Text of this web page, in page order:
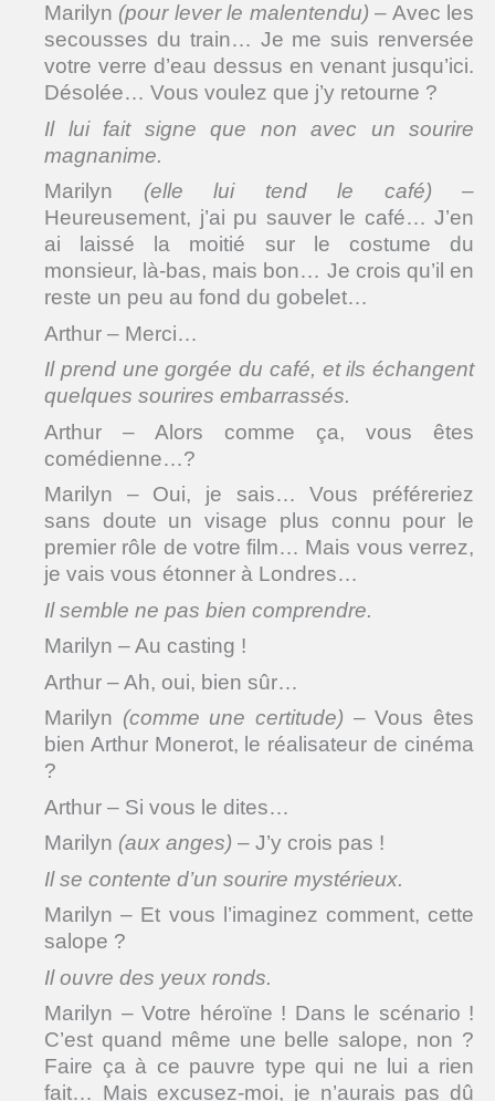
Marilyn (pour lever le malentendu)– Avec les
secousses du train… Je me suis renversée
votre verre d’eau dessus en venant jusqu’ici.
Désolée… Vous voulez que j’y retourne ?
Il lui fait signe que non avec un sourire
magnanime.
Marilyn (elle lui tend le café) –
Heureusement, j’ai pu sauver le café… J’en
ai laissé la moitié sur le costume du
monsieur, là-bas, mais bon… Je crois qu’il en
reste un peu au fond du gobelet…
Arthur – Merci…
Il prend une gorgée du café, et ils échangent
quelques sourires embarrassés.
Arthur – Alors comme ça, vous êtes
comédienne…?
Marilyn – Oui, je sais… Vous préféreriez
sans doute un visage plus connu pour le
premier rôle de votre film… Mais vous verrez,
je vais vous étonner à Londres…
Il semble ne pas bien comprendre.
Marilyn – Au casting !
Arthur – Ah, oui, bien sûr…
Marilyn (comme une certitude) – Vous êtes
bien Arthur Monerot, le réalisateur de cinéma
?
Arthur – Si vous le dites…
Marilyn (aux anges) – J’y crois pas !
Il se contente d’un sourire mystérieux.
Marilyn – Et vous l’imaginez comment, cette
salope ?
Il ouvre des yeux ronds.
Marilyn – Votre héroïne ! Dans le scénario !
C’est quand même une belle salope, non ?
Faire ça à ce pauvre type qui ne lui a rien
fait… Mais excusez-moi, je n’aurais pas dû